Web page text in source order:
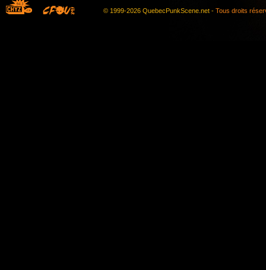
© 1999-2026 QuebecPunkScene.net - Tous droits